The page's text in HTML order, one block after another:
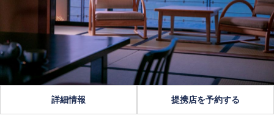
詳細情報 提携店を予約する